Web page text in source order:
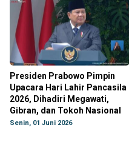
Presiden Prabowo Pimpin
Upacara Hari Lahir Pancasila
2026, Dihadiri Megawati,
Gibran, dan Tokoh Nasional
Senin, 01 Juni 2026